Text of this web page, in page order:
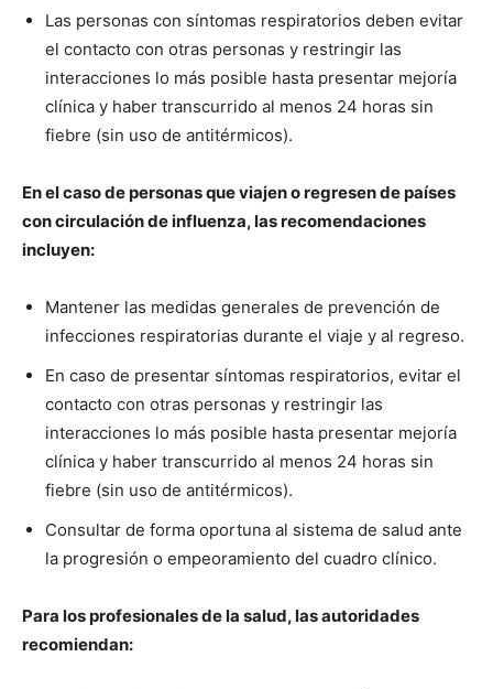
Las personas con síntomas respiratorios deben evitar
el contacto con otras personas y restringir las
interacciones lo más posible hasta presentar mejoría
clínica y haber transcurrido al menos 24 horas sin
fiebre (sin uso de antitérmicos).
En el caso de personas que viajen o regresen de países
con circulación de influenza, las recomendaciones
incluyen:
Mantener las medidas generales de prevención de
infecciones respiratorias durante el viaje y al regreso.
En caso de presentar síntomas respiratorios, evitar el
contacto con otras personas y restringir las
interacciones lo más posible hasta presentar mejoría
clínica y haber transcurrido al menos 24 horas sin
fiebre (sin uso de antitérmicos).
Consultar de forma oportuna al sistema de salud ante
la progresión o empeoramiento del cuadro clínico.
Para los profesionales de la salud, las autoridades
recomiendan: